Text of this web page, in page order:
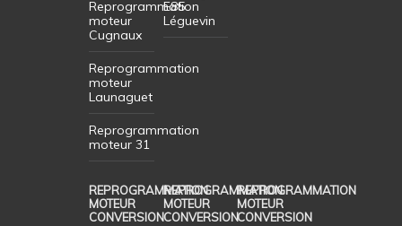
Reprogrammation
moteur
Cugnaux
Reprogrammation
moteur
Launaguet
Reprogrammation
moteur 31
E85
Léguevin
REPROGRAMMATION
MOTEUR
CONVERSION
REPROGRAMMATION
MOTEUR
CONVERSION
REPROGRAMMATION
MOTEUR
CONVERSION